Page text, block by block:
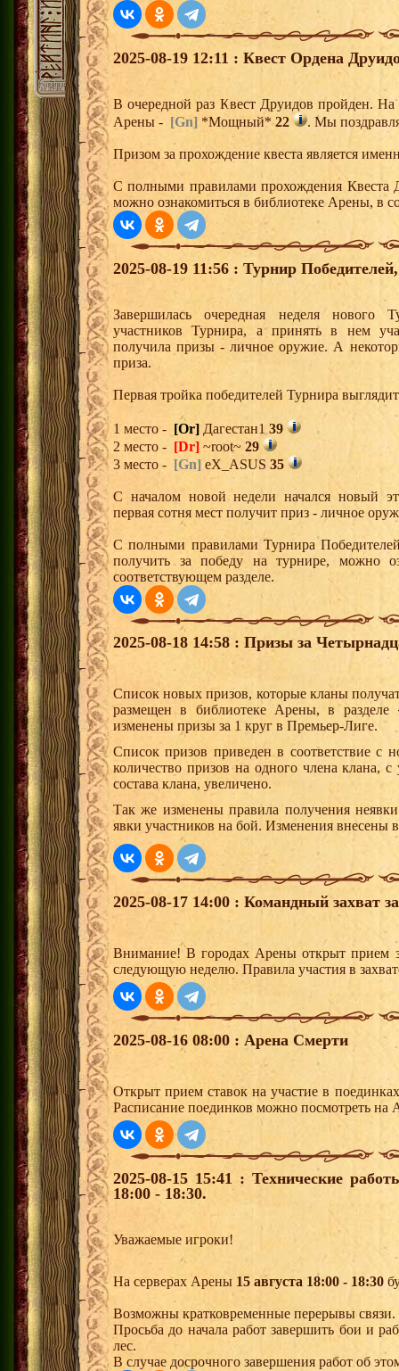
2025-08-19 12:11 : Квест Ордена
В очередной раз Квест Друидов пройден. На
Арены - [Gn] *Мощный*22 . Мы
Призом за прохождение квеста является
С полными правилами прохождения Квеста
можно ознакомиться в библиотеке Арены, в
2025-08-19 11:56 : Турнир
Завершилась очередная неделя нового
участников Турнира, а принять в нем
получила призы - личное оружие. А
приза.
Первая тройка победителей Турнира
1 место - [Or] Дагестан1 39
2 место - [Dr] ~root~ 29
3 место - [Gn] eX_ASUS 35
С началом новой недели начался новый
первая сотня мест получит приз - личное
С полными правилами Турнира
получить за победу на турнире, можно
соответствующем разделе.
2025-08-18 14:58 : Призы за
Список новых призов, которые кланы
размещен в библиотеке Арены, в
изменены призы за 1 круг в Премьер-Лиге.
Список призов приведен в соответствие
количество призов на одного члена клана,
состава клана, увеличено.
Так же изменены правила получения
явки участников на бой. Изменения внесены
2025-08-17 14:00 : Командный захват
Внимание! В городах Арены открыт прием
следующую неделю. Правила участия в
2025-08-16 08:00 : Арена Смерти
Открыт прием ставок на участие в
Расписание поединков можно посмотреть на
2025-08-15 15:41 : Технические
18:00 - 18:30.
Уважаемые игроки!
На серверах Арены 15 августа 18:00 - 18:30
Возможны кратковременные перерывы связи.
Просьба до начала работ завершить бои и
лес.
В случае досрочного завершения работ об